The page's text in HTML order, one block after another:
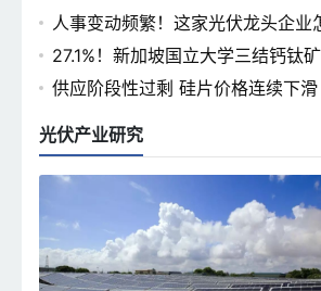
省光伏论坛即将开幕
人事变动频繁！这家光伏龙头企业
27.1%！新加坡国立大学三结钙钛
证率突破
供应阶段性过剩 硅片价格连续下
光伏产业研究